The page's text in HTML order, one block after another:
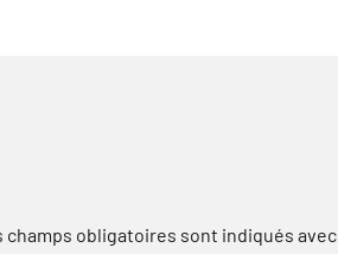
champs obligatoires sont indiqués avec